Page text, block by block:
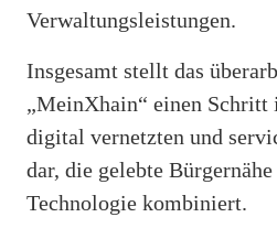
Verwaltungsleistungen.
Insgesamt stellt das
„MeinXhain“ einen Schritt
digital vernetzten und
dar, die gelebte
Technologie kombiniert.